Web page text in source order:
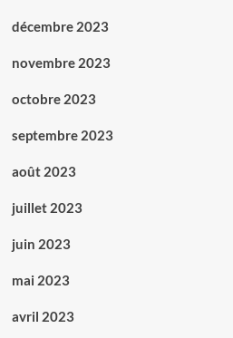
décembre 2023
novembre 2023
octobre 2023
septembre 2023
août 2023
juillet 2023
juin 2023
mai 2023
avril 2023